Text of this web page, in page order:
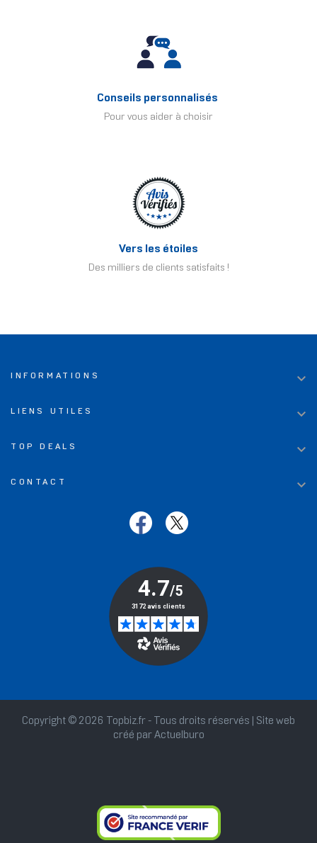
Conseils personnalisés
Pour vous aider à choisir
Vers les étoiles
Des milliers de clients satisfaits !
INFORMATIONS 
LIENS UTILES 
TOP DEALS 
CONTACT 
Copyright © 2026 Topbiz.fr - Tous droits réservés | Site web
créé par Actuelburo